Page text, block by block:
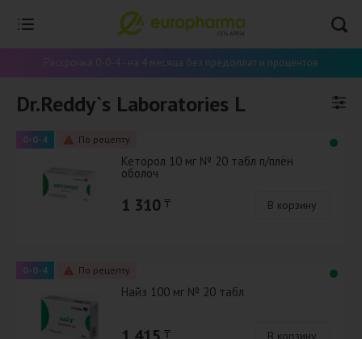
Рассрочка 0-0-4 - на 4 месяца без предоплат и процентов
Dr.Reddy`s Laboratories L
0-0-4 По рецепту
Кеторол 10 мг № 20 табл п/плён
оболоч
1 310 ₸ В корзину
0-0-4 По рецепту
Найз 100 мг № 20 табл
₸ В корзину